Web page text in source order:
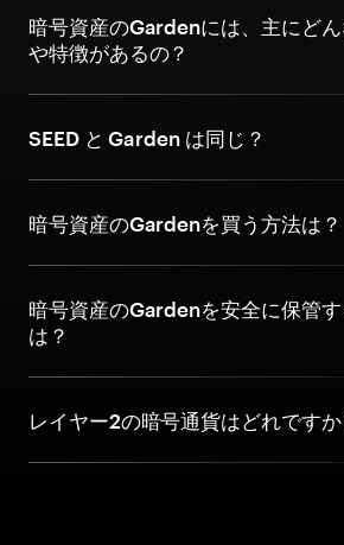
暗号資産のGardenには、主にど
や特徴があるの？
SEED と Garden は同じ？
暗号資産のGardenを買う方法は？
暗号資産のGardenを安全に保管
は？
レイヤー2の暗号通貨はどれですか